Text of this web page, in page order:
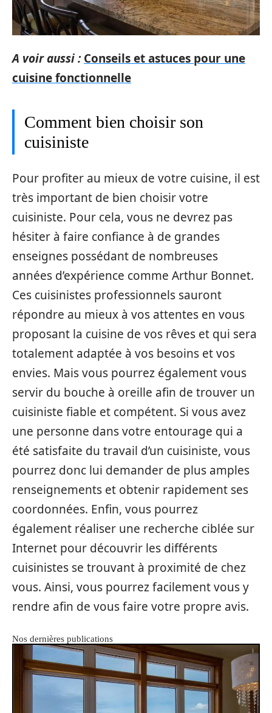
A voir aussi : Conseils et astuces pour une
cuisine fonctionnelle
Comment bien choisir son
cuisiniste
Pour profiter au mieux de votre cuisine, il est
très important de bien choisir votre
cuisiniste. Pour cela, vous ne devrez pas
hésiter à faire confiance à de grandes
enseignes possédant de nombreuses
années d’expérience comme Arthur Bonnet.
Ces cuisinistes professionnels sauront
répondre au mieux à vos attentes en vous
proposant la cuisine de vos rêves et qui sera
totalement adaptée à vos besoins et vos
envies. Mais vous pourrez également vous
servir du bouche à oreille afin de trouver un
cuisiniste fiable et compétent. Si vous avez
une personne dans votre entourage qui a
été satisfaite du travail d’un cuisiniste, vous
pourrez donc lui demander de plus amples
renseignements et obtenir rapidement ses
coordonnées. Enfin, vous pourrez
également réaliser une recherche ciblée sur
Internet pour découvrir les différents
cuisinistes se trouvant à proximité de chez
vous. Ainsi, vous pourrez facilement vous y
rendre afin de vous faire votre propre avis.
Nos dernières publications